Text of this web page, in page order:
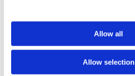
Allow all
Allow selection